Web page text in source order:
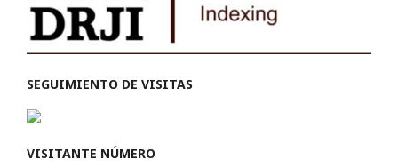
SEGUIMIENTO DE VISITAS
VISITANTE NÚMERO